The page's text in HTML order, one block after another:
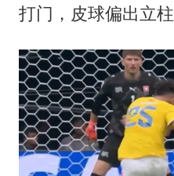
打门，皮球偏出立柱